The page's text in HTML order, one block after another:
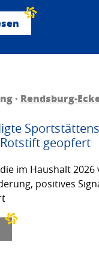
· Rendsburg-
geopfert
im Haushalt 2026
positives